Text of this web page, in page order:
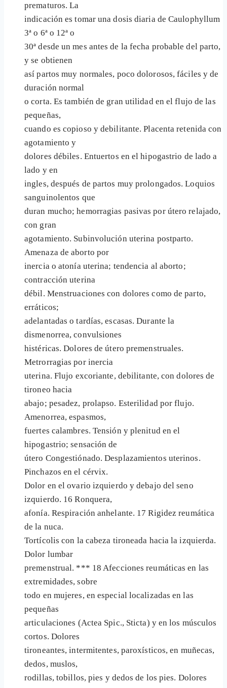
prematuros. La
indicación es tomar una dosis diaria de Caulophyllum
3ª o 6ª o 12ª o
30ª desde un mes antes de la fecha probable del parto,
y se obtienen
así partos muy normales, poco dolorosos, fáciles y de
duración normal
o corta. Es también de gran utilidad en el flujo de las
pequeñas,
cuando es copioso y debilitante. Placenta retenida con
agotamiento y
dolores débiles. Entuertos en el hipogastrio de lado a
lado y en
ingles, después de partos muy prolongados. Loquios
sanguinolentos que
duran mucho; hemorragias pasivas por útero relajado,
con gran
agotamiento. Subinvolución uterina postparto.
Amenaza de aborto por
inercia o atonía uterina; tendencia al aborto;
contracción uterina
débil. Menstruaciones con dolores como de parto,
erráticos;
adelantadas o tardías, escasas. Durante la
dismenorrea, convulsiones
histéricas. Dolores de útero premenstruales.
Metrorragias por inercia
uterina. Flujo excoriante, debilitante, con dolores de
tironeo hacia
abajo; pesadez, prolapso. Esterilidad por flujo.
Amenorrea, espasmos,
fuertes calambres. Tensión y plenitud en el
hipogastrio; sensación de
útero Congestiónado. Desplazamientos uterinos.
Pinchazos en el cérvix.
Dolor en el ovario izquierdo y debajo del seno
izquierdo. 16 Ronquera,
afonía. Respiración anhelante. 17 Rigidez reumática
de la nuca.
Tortícolis con la cabeza tironeada hacia la izquierda.
Dolor lumbar
premenstrual. *** 18 Afecciones reumáticas en las
extremidades, sobre
todo en mujeres, en especial localizadas en las
pequeñas
articulaciones (Actea Spic., Sticta) y en los músculos
cortos. Dolores
tironeantes, intermitentes, paroxísticos, en muñecas,
dedos, muslos,
rodillas, tobillos, pies y dedos de los pies. Dolores